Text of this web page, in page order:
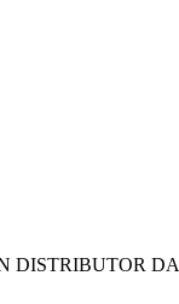
DISTRIBUTOR